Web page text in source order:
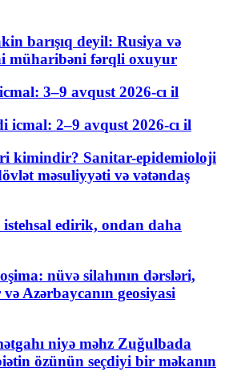
barışıq deyil: Rusiya və
müharibəni fərqli oxuyur
3–9 avqust 2026-cı il
icmal: 2–9 avqust 2026-cı il
kimindir? Sanitar-epidemioloji
məsuliyyəti və vətəndaş
istehsal edirik, ondan daha
nüvə silahının dərsləri,
Azərbaycanın geosiyasi
niyə məhz Zuğulbada
özünün seçdiyi bir məkanın